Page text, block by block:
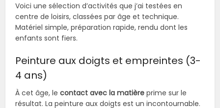
Voici une sélection d’activités que j’ai testées en
centre de loisirs, classées par âge et technique.
Matériel simple, préparation rapide, rendu dont les
enfants sont fiers.
Peinture aux doigts et empreintes (3-
4 ans)
À cet âge, lecontact avec la matière prime sur le
résultat. La peinture aux doigts est un incontournable.